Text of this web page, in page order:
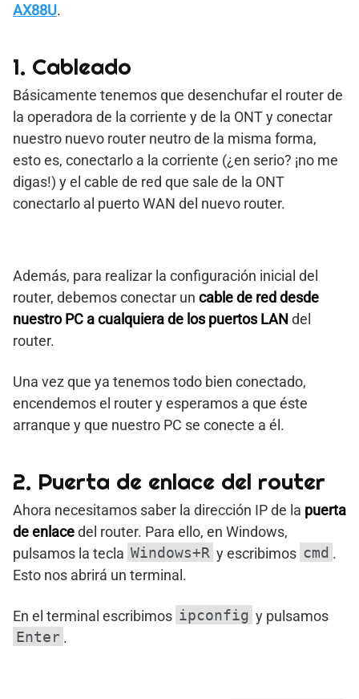
AX88U.
1. Cableado
Básicamente tenemos que desenchufar el router de
la operadora de la corriente y de la ONT y conectar
nuestro nuevo router neutro de la misma forma,
esto es, conectarlo a la corriente (¿en serio? ¡no me
digas!) y el cable de red que sale de la ONT
conectarlo al puerto WAN del nuevo router.
Además, para realizar la configuración inicial del
router, debemos conectar un cable de red desde
nuestro PC a cualquiera de los puertos LAN del
router.
Una vez que ya tenemos todo bien conectado,
encendemos el router y esperamos a que éste
arranque y que nuestro PC se conecte a él.
2. Puerta de enlace del router
Ahora necesitamos saber la dirección IP de la puerta
de enlacedel router. Para ello, en Windows,
pulsamos la tecla Windows+R y escribimos cmd .
Esto nos abrirá un terminal.
En el terminal escribimos ipconfig y pulsamos
Enter .